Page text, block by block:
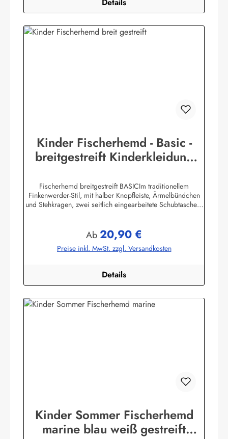
Details
Kinder Fischerhemd - Basic -
breitgestreift Kinderkleidung
Fischerhemd breitgestreift BASICIm traditionellem
Finkenwerder-Stil, mit halber Knopfleiste, Ärmelbündchen
und Stehkragen, zwei seitlich eingearbeitete Schubtaschen,
Wittmundinfo@modas-bekleidung.de
Regulärer Preis:
Ab20,90 €
Preise inkl. MwSt. zzgl. Versandkosten
Details
Kinder Sommer Fischerhemd
marine blau weiß gestreift